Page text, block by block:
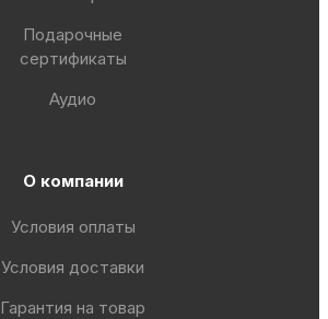
Подарочные
сертификаты
Аудио
О компании
Условия оплаты
Условия доставки
Гарантия на товар